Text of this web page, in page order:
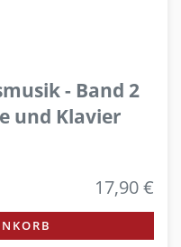
- Band 2
und Klavier
17,90 €